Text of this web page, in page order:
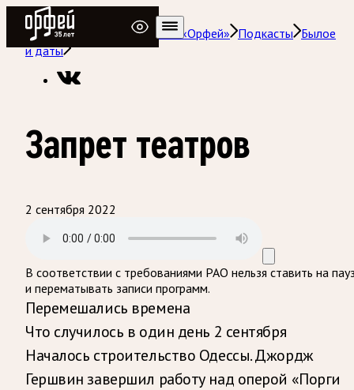
Радио Орфей
Радио классической музыки «Орфей» Подкасты Былое
и даты
Запрет театров
2 сентября 2022
В соответствии с требованиями РАО нельзя ставить на
и перематывать записи программ.
Перемешались времена
Что случилось в один день 2 сентября
Началось строительство Одессы. Джордж
Гершвин завершил работу над оперой «Порги